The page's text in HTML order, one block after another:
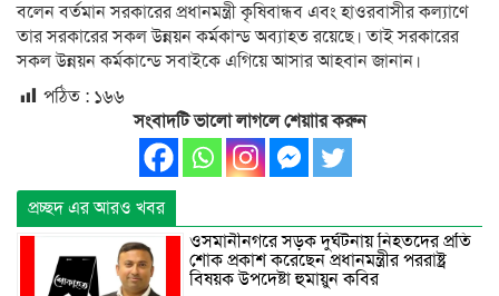
বলেন বর্তমান সরকারের প্রধানমন্ত্রী কৃষিবান্ধব এবং হাওরবাসীর কল্যাণে
তার সরকারের সকল উন্নয়ন কর্মকান্ড অব্যাহত রয়েছে। তাই সরকারের
সকল উন্নয়ন কর্মকান্ডে সবাইকে এগিয়ে আসার আহবান জানান।
পঠিত : ১৬৬
সংবাদটি ভালো লাগলে শেয়াার করুন
প্রচ্ছদ এর আরও খবর
ওসমানীনগরে সড়ক দুর্ঘটনায় নিহতদের প্রতি
শোক প্রকাশ করেছেন প্রধানমন্ত্রীর পররাষ্ট্র
বিষয়ক উপদেষ্টা হুমায়ুন কবির